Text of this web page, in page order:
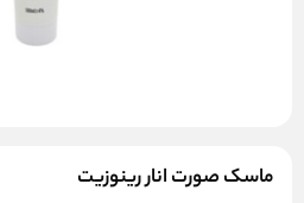
ماسک صورت انار رینوزیت